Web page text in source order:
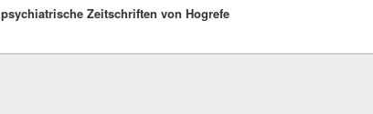
psychiatrische Zeitschriften von Hogrefe